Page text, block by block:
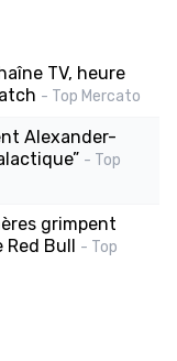
TV, heure
- Top Mercato
Alexander-
- Top
grimpent
Red Bull - Top